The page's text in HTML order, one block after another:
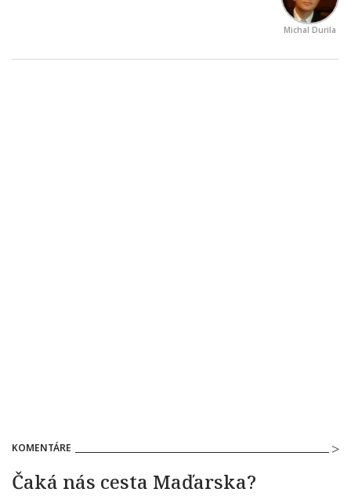
Michal Durila
KOMENTÁRE
Čaká nás cesta Maďarska?